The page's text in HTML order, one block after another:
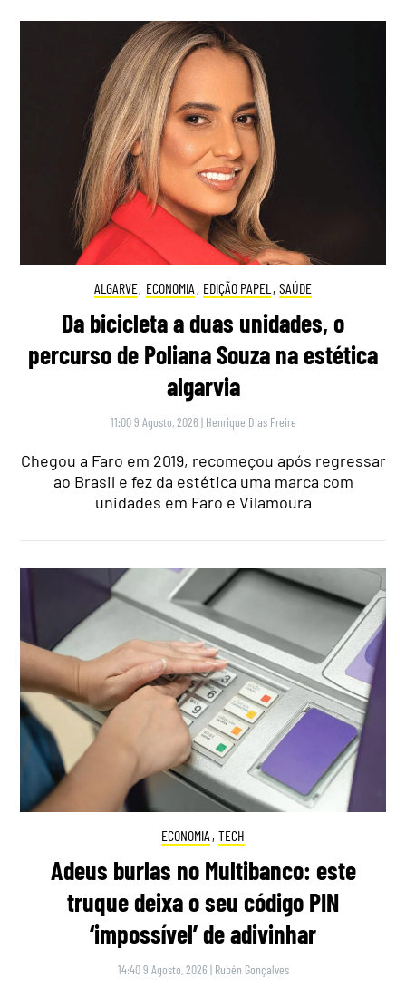
ALGARVE, ECONOMIA , EDIÇÃO PAPEL , SAÚDE
Da bicicleta a duas unidades, o
percurso de Poliana Souza na estética
algarvia
11:00 9 Agosto, 2026 | Henrique Dias Freire
Chegou a Faro em 2019, recomeçou após regressar
ao Brasil e fez da estética uma marca com
unidades em Faro e Vilamoura
ECONOMIA , TECH
Adeus burlas no Multibanco: este
truque deixa o seu código PIN
‘impossível’ de adivinhar
14:40 9 Agosto, 2026 | Rubén Gonçalves